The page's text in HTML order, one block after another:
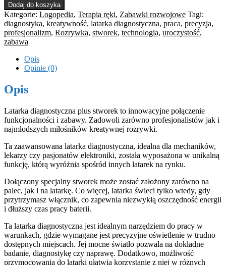
Dodaj do koszyka
Kategorie: Logopedia, Terapia ręki, Zabawki rozwojowe Tagi:
diagnostyka, kreatywność, latarka diagnostyczna, praca, precyzja,
profesjonalizm, Rozrywka, stworek, technologia, uroczystość,
zabawa
Opis
Opinie (0)
Opis
Latarka diagnostyczna plus stworek to innowacyjne połączenie
funkcjonalności i zabawy. Zadowoli zarówno profesjonalistów jak i
najmłodszych miłośników kreatywnej rozrywki.
Ta zaawansowana latarka diagnostyczna, idealna dla mechaników,
lekarzy czy pasjonatów elektroniki, została wyposażona w unikalną
funkcję, którą wyróżnia spośród innych latarek na rynku.
Dołączony specjalny stworek może zostać założony zarówno na
palec, jak i na latarkę. Co więcej, latarka świeci tylko wtedy, gdy
przytrzymasz włącznik, co zapewnia niezwykłą oszczędność energii
i dłuższy czas pracy baterii.
Ta latarka diagnostyczna jest idealnym narzędziem do pracy w
warunkach, gdzie wymagane jest precyzyjne oświetlenie w trudno
dostępnych miejscach. Jej mocne światło pozwala na dokładne
badanie, diagnostykę czy naprawę. Dodatkowo, możliwość
przymocowania do latarki ułatwia korzystanie z niej w różnych